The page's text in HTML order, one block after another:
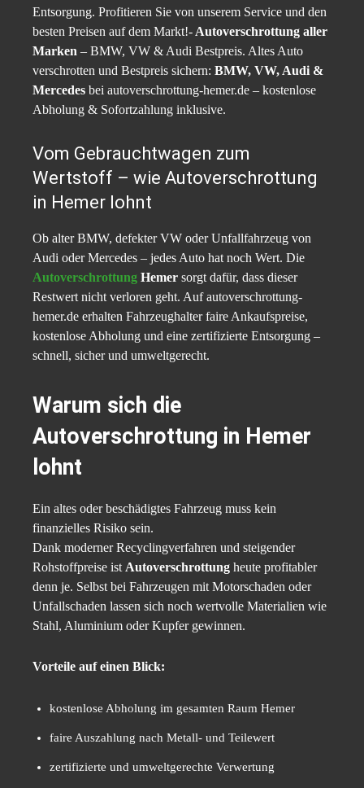
Entsorgung. Profitieren Sie von unserem Service und den
besten Preisen auf dem Markt!- Autoverschrottung aller
Marken – BMW, VW & Audi Bestpreis. Altes Auto
verschrotten und Bestpreis sichern: BMW, VW, Audi &
Mercedes bei autoverschrottung-hemer.de – kostenlose
Abholung & Sofortzahlung inklusive.
Vom Gebrauchtwagen zum
Wertstoff – wie Autoverschrottung
in Hemer lohnt
Ob alter BMW, defekter VW oder Unfallfahrzeug von
Audi oder Mercedes – jedes Auto hat noch Wert. Die
Autoverschrottung Hemer sorgt dafür, dass dieser
Restwert nicht verloren geht. Auf autoverschrottung-
hemer.de erhalten Fahrzeughalter faire Ankaufspreise,
kostenlose Abholung und eine zertifizierte Entsorgung –
schnell, sicher und umweltgerecht.
Warum sich die
Autoverschrottung in Hemer
lohnt
Ein altes oder beschädigtes Fahrzeug muss kein
finanzielles Risiko sein.
Dank moderner Recyclingverfahren und steigender
Rohstoffpreise ist Autoverschrottung heute profitabler
denn je. Selbst bei Fahrzeugen mit Motorschaden oder
Unfallschaden lassen sich noch wertvolle Materialien wie
Stahl, Aluminium oder Kupfer gewinnen.
Vorteile auf einen Blick:
kostenlose Abholung im gesamten Raum Hemer
faire Auszahlung nach Metall- und Teilewert
zertifizierte und umweltgerechte Verwertung